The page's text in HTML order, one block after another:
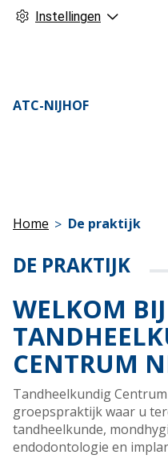
Instellingen
ATC-NIJHOF
Home De praktijk
DE PRAKTIJK
WELKOM
CENTRUM
Tandheelkundig
groepspraktijk waar u
tandheelkunde,
endodontologie en